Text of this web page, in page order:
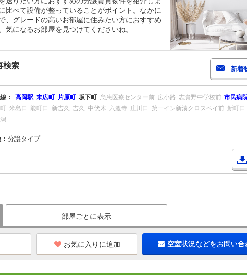
比べて設備が整っていることがポイント。なかに
、グレードの高いお部屋に住みたい方におすすめ
になるお部屋を見つけてくださいね。
検索
： 高岡駅 末広町 片原町 坂下町 急患医療センター前 広小路 志貴野中学校前 市民病
米島口 能町口 新吉久 吉久 中伏木 六渡寺 庄川口 第一イン新湊クロスベイ前 新町口
分譲タイプ
部屋ごとに表示
お気に入りに追加 空室状況などをお問い